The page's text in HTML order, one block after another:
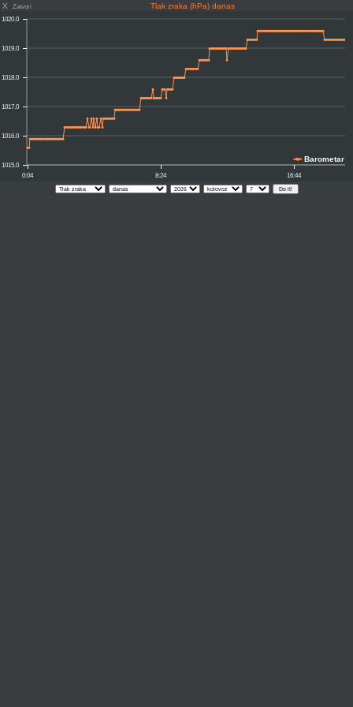
X Zatvori Tlak zraka (hPa) danas